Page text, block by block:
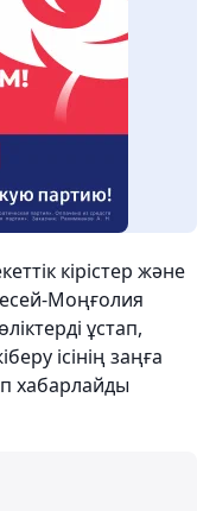
кірістер және
Моңғолия
ұстап,
ісінің заңға
хабарлайды